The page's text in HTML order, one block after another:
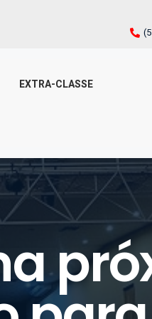
EXTRA-CLASSE